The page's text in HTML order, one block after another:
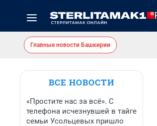
Главные новости Башкирии
ВСЕ НОВОСТИ
«Простите нас за всё». С
телефона исчезнувшей в тайге
семьи Усольцевых пришло